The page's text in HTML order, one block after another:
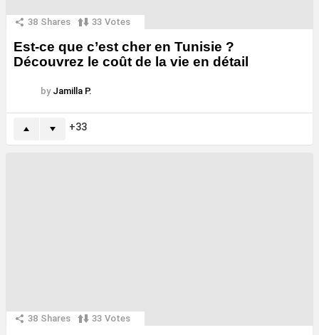
38 Shares 33 Votes
Est-ce que c’est cher en Tunisie ?
Découvrez le coût de la vie en détail
by Jamilla P.
33
38 Shares 33 Votes